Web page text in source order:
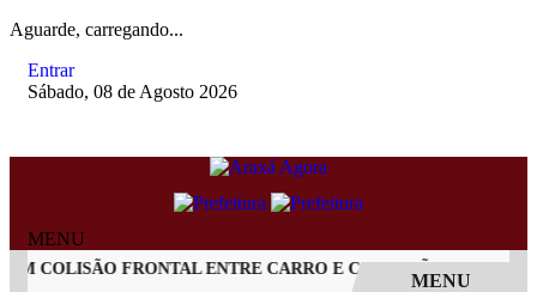
Aguarde, carregando...
Entrar
Sábado, 08 de Agosto 2026
MENU
COLISÃO FRONTAL ENTRE CARRO E CAMINHÃO NA BR-262
MENU